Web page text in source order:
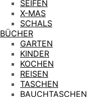
SEIFEN
X-MAS
SCHALS
BÜCHER
GARTEN
KINDER
KOCHEN
REISEN
TASCHEN
BAUCHTASCHEN